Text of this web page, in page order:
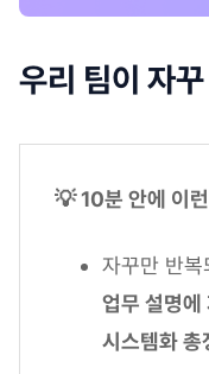
우리 팀이 자
💡 10분 안에 이
자꾸만 반
업무 설명에
시스템화 총